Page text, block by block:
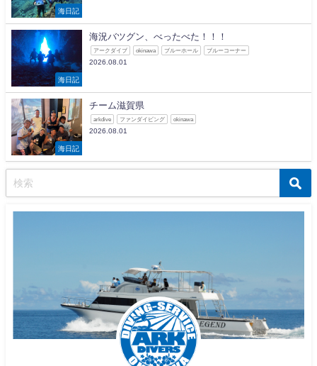
海日記
海日記
海況バツグン、べったべた！！！
アークダイブ okinawa ブルーホール ブルーコーナー
2026.08.01
海日記
チーム滋賀県
arkdive ファンダイビング okinawa
2026.08.01